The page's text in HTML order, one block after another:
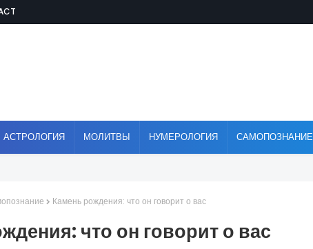
АСТРОЛОГИЯ МОЛИТВЫ НУМЕРОЛОГИЯ САМОПОЗНАНИЕ
Камень рождения: что он говорит о вас
что он говорит о вас